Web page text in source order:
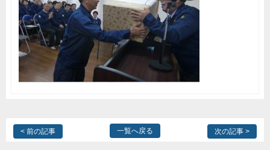
< 前の記事 次の記事 >
一覧へ戻る